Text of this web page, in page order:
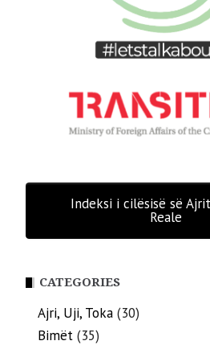
Indeksi i cilësisë së
Reale
CATEGORIES
Ajri, Uji, Toka (30)
Bimët (35)